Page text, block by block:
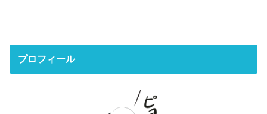
プロフィール